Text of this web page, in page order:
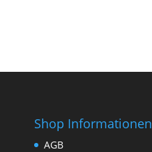
Shop Informationen
AGB